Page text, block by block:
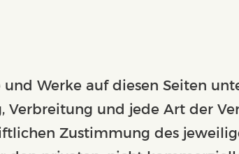
Werke auf diesen Seiten
Verbreitung und jede Art der
Zustimmung des